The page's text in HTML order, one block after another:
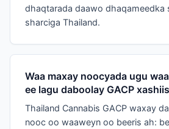
dhaqtarada daawo dhaqameedka
sharciga Thailand.
Waa maxay noocyada ugu
ee lagu daboolay GACP
Thailand Cannabis GACP waxay
nooc oo waaweyn oo beeris ah: